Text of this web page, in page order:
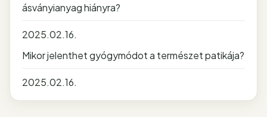
ásványianyag hiányra?
2025.02.16.
Mikor jelenthet gyógymódot a természet patikája?
2025.02.16.